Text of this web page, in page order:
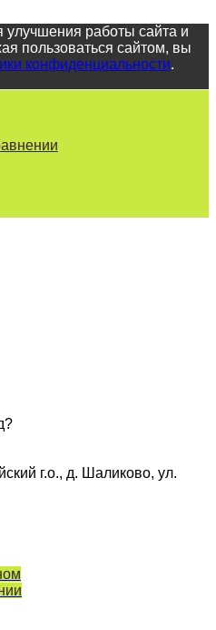
работы сайта и
пользоваться сайтом, вы
конфиденциальности.
г.о., д. Шаликово, ул.